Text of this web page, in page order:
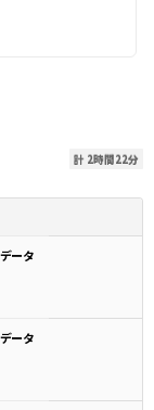
計 2時間22分
ータ
ータ